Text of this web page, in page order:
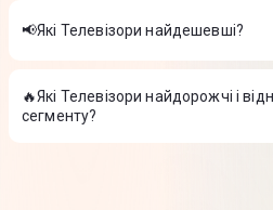
Телевізор Hisense 55E7Q
23
Цитрус
Телевізор Hisense 55E7Q- 23
📢Які Телевізори найдешевші?
Телевізор LG 50UA75006LA - 18
Телевізор Philips 43PUS7000/12
🔥Які Телевізори найдорожчі і
сегменту?